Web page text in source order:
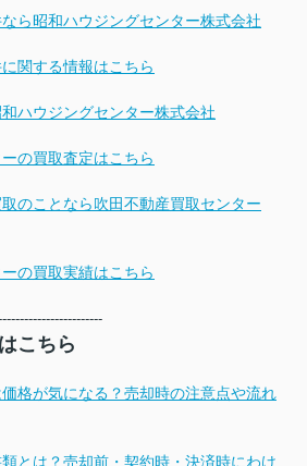
ら昭和ハウジングセンター株式会社
関する情報はこちら
ハウジングセンター株式会社
の買取査定はこちら
のことなら吹田不動産買取センター
の買取実績はこちら
こちら
格が気になる？売却時の注意点や流れ
とは？売却前・契約時・決済時にわけ